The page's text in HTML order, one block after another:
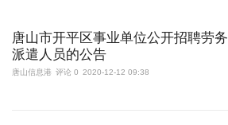
唐山市开平区事业单位公开招聘劳务
派遣人员的公告
唐山信息港 评论 0 2020-12-12 09:38